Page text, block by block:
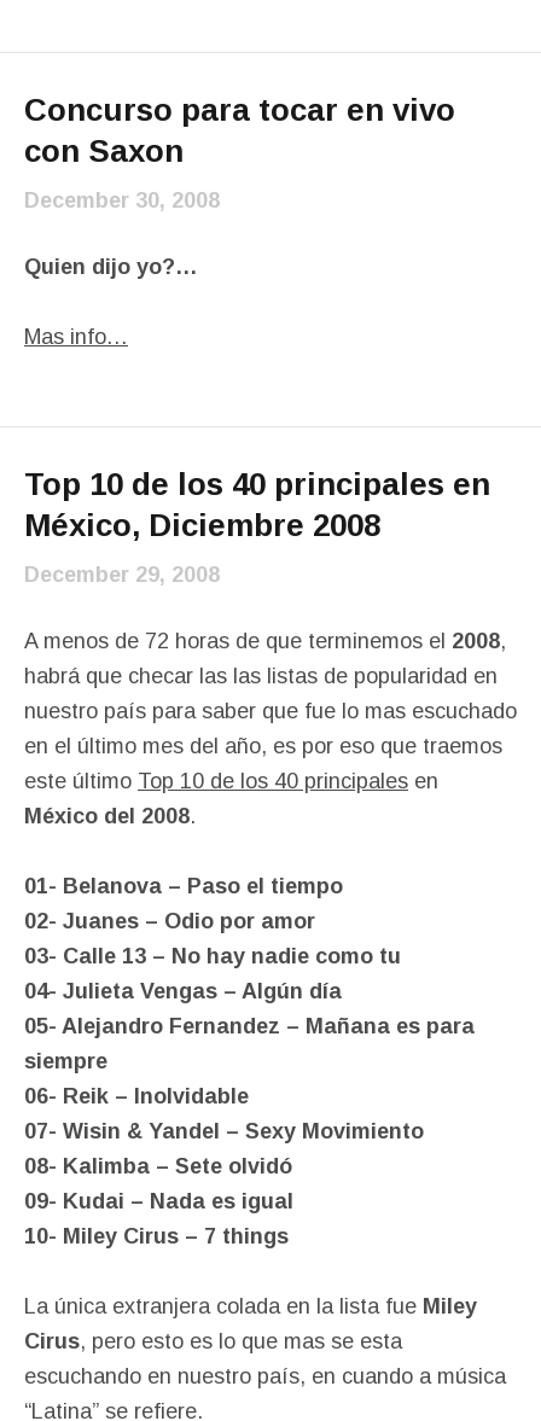
Concurso para tocar en vivo
con Saxon
December 30, 2008
Quien dijo yo?…
Mas info…
Top 10 de los 40 principales en
México, Diciembre 2008
December 29, 2008
A menos de 72 horas de que terminemos el 2008,
habrá que checar las las listas de popularidad en
nuestro país para saber que fue lo mas escuchado
en el último mes del año, es por eso que traemos
este último Top 10 de los 40 principales en
México del 2008.
01- Belanova – Paso el tiempo
02- Juanes – Odio por amor
03- Calle 13 – No hay nadie como tu
04- Julieta Vengas – Algún día
05- Alejandro Fernandez – Mañana es para
siempre
06- Reik – Inolvidable
07- Wisin & Yandel – Sexy Movimiento
08- Kalimba – Sete olvidó
09- Kudai – Nada es igual
10- Miley Cirus – 7 things
La única extranjera colada en la lista fue Miley
Cirus, pero esto es lo que mas se esta
escuchando en nuestro país, en cuando a música
“Latina” se refiere.